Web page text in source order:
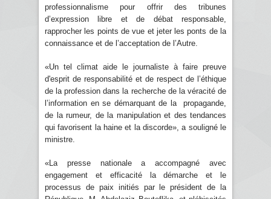
professionnalisme pour offrir des tribunes
d’expression libre et de débat responsable,
rapprocher les points de vue et jeter les ponts de la
connaissance et de l’acceptation de l’Autre.
«Un tel climat aide le journaliste à faire preuve
d'esprit de responsabilité et de respect de l’éthique
de la profession dans la recherche de la véracité de
l’information en se démarquant de la propagande,
de la rumeur, de la manipulation et des tendances
qui favorisent la haine et la discorde», a souligné le
ministre.
«La presse nationale a accompagné avec
engagement et efficacité la démarche et le
processus de paix initiés par le président de la